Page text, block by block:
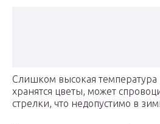
Слишком высокая
хранятся цветы, может
стрелки, что недопустимо в